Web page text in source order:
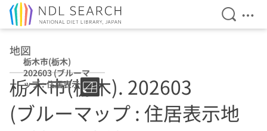
Open
地図
栃木市(栃木)
202603 (ブルーマ
ップ : 住居表示地
番対照住宅地図)
栃木市(栃木). 202603
(ブルーマップ : 住居表示地